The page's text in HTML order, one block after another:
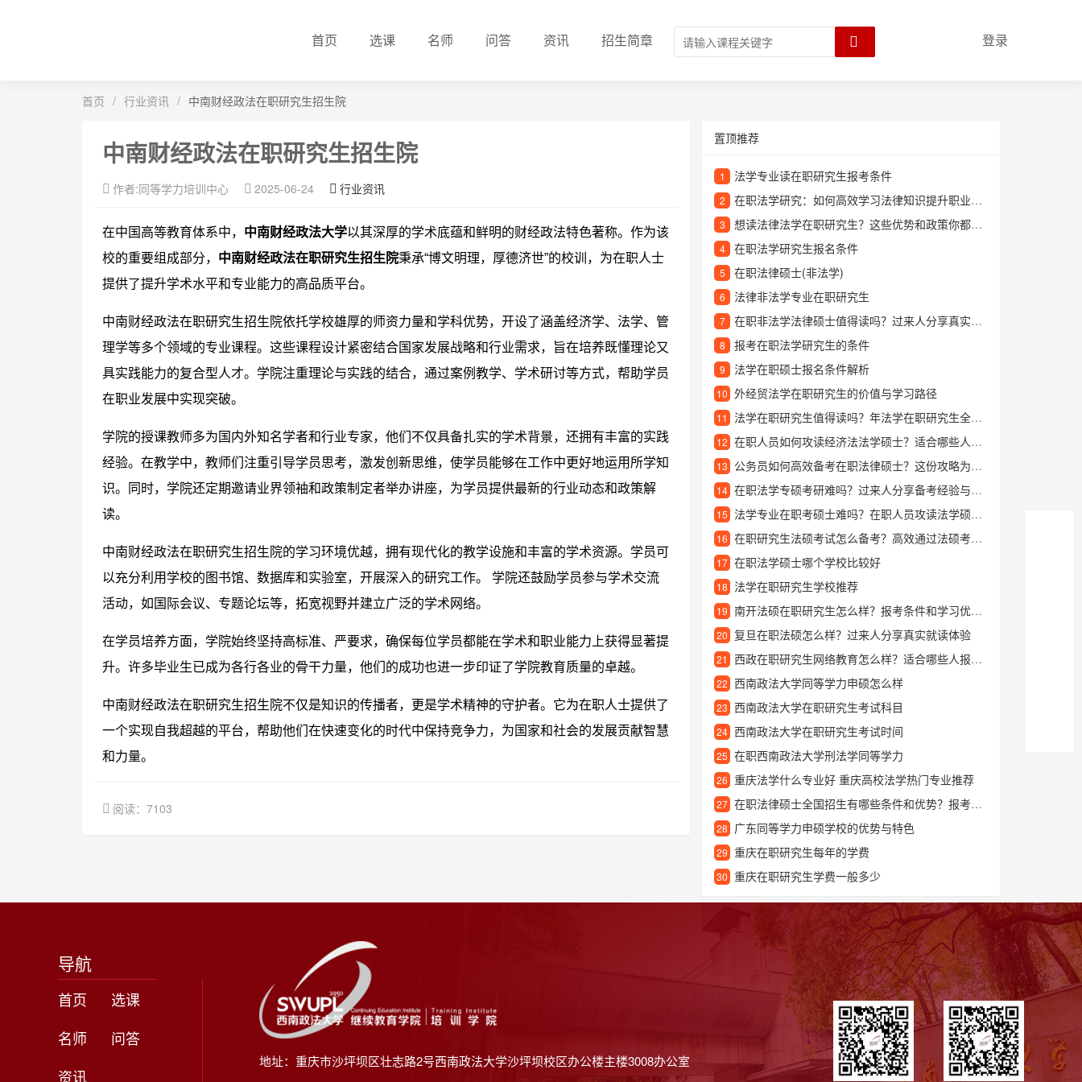
首页 选课 名师 问答 资讯 招生简章 登录
首页 / 行业资讯 / 中南财经政法在职研究生招生院
中南财经政法在职研究生招生院
作者:同等学力培训中心 2025-06-24 行业资讯
在中国高等教育体系中， 中南财经政法大学以其深厚的学术底蕴和鲜明的财经政法特色著称。作为该
校的重要组成部分， 中南财经政法在职研究生招生院秉承“博文明理，厚德济世”的校训，为在职人士
提供了提升学术水平和专业能力的高品质平台。
中南财经政法在职研究生招生院依托学校雄厚的师资力量和学科优势，开设了涵盖经济学、法学、管
理学等多个领域的专业课程。这些课程设计紧密结合国家发展战略和行业需求，旨在培养既懂理论又
具实践能力的复合型人才。学院注重理论与实践的结合，通过案例教学、学术研讨等方式，帮助学员
在职业发展中实现突破。
学院的授课教师多为国内外知名学者和行业专家，他们不仅具备扎实的学术背景，还拥有丰富的实践
经验。在教学中，教师们注重引导学员思考，激发创新思维，使学员能够在工作中更好地运用所学知
识。同时，学院还定期邀请业界领袖和政策制定者举办讲座，为学员提供最新的行业动态和政策解
读。
中南财经政法在职研究生招生院的学习环境优越，拥有现代化的教学设施和丰富的学术资源。学员可
以充分利用学校的图书馆、数据库和实验室，开展深入的研究工作。 学院还鼓励学员参与学术交流
活动，如国际会议、专题论坛等，拓宽视野并建立广泛的学术网络。
在学员培养方面，学院始终坚持高标准、严要求，确保每位学员都能在学术和职业能力上获得显著提
升。许多毕业生已成为各行各业的骨干力量，他们的成功也进一步印证了学院教育质量的卓越。
中南财经政法在职研究生招生院不仅是知识的传播者，更是学术精神的守护者。它为在职人士提供了
一个实现自我超越的平台，帮助他们在快速变化的时代中保持竞争力，为国家和社会的发展贡献智慧
和力量。
阅读：7103
置顶推荐
1 法学专业读在职研究生报考条件
2 在职法学研究：如何高效学习法律知识提升职业竞争力
3 想读法律法学在职研究生？这些优势和政策你都了解吗？
4 在职法学研究生报名条件
5 在职法律硕士(非法学)
6 法律非法学专业在职研究生
7 在职非法学法律硕士值得读吗？过来人分享真实就读体验
8 报考在职法学研究生的条件
9 法学在职硕士报名条件解析
10 外经贸法学在职研究生的价值与学习路径
11 法学在职研究生值得读吗？年法学在职研究生全面解析
12 在职人员如何攻读经济法法学硕士？适合哪些人报考？
13 公务员如何高效备考在职法律硕士？这份攻略为你指路
14 在职法学专硕考研难吗？过来人分享备考经验与学习规划
15 法学专业在职考硕士难吗？在职人员攻读法学硕士的实用指南
16 在职研究生法硕考试怎么备考？高效通过法硕考试的经验分享
17 在职法学硕士哪个学校比较好
18 法学在职研究生学校推荐
19 南开法硕在职研究生怎么样？报考条件和学习优势全解析
20 复旦在职法硕怎么样？过来人分享真实就读体验
21 西政在职研究生网络教育怎么样？适合哪些人报考？
22 西南政法大学同等学力申硕怎么样
23 西南政法大学在职研究生考试科目
24 西南政法大学在职研究生考试时间
25 在职西南政法大学刑法学同等学力
26 重庆法学什么专业好 重庆高校法学热门专业推荐
27 在职法律硕士全国招生有哪些条件和优势？报考流程一文详解
28 广东同等学力申硕学校的优势与特色
29 重庆在职研究生每年的学费
30 重庆在职研究生学费一般多少
导航
首页
选课
名师
问答
资讯
地址：重庆市沙坪坝区壮志路2号西南政法大学沙坪坝校区办公楼主楼3008办公室